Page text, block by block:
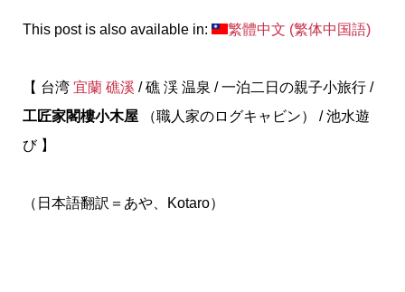
This post is also available in: 繁體中文 (繁体中国語)
【 台湾 宜蘭 礁溪 / 礁 渓 温泉 / 一泊二日の親子小旅行 /
工匠家閣樓小木屋（職人家のログキャビン） / 池水遊
び 】
（日本語翻訳＝あや、Kotaro）